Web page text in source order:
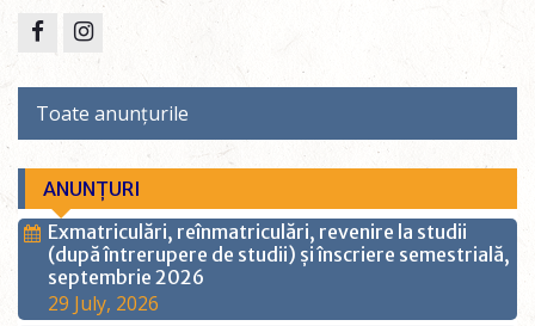
Toate anunțurile
ANUNȚURI
Exmatriculări, reînmatriculări, revenire la studii
(după întrerupere de studii) și înscriere semestrială,
septembrie 2026
29 July, 2026